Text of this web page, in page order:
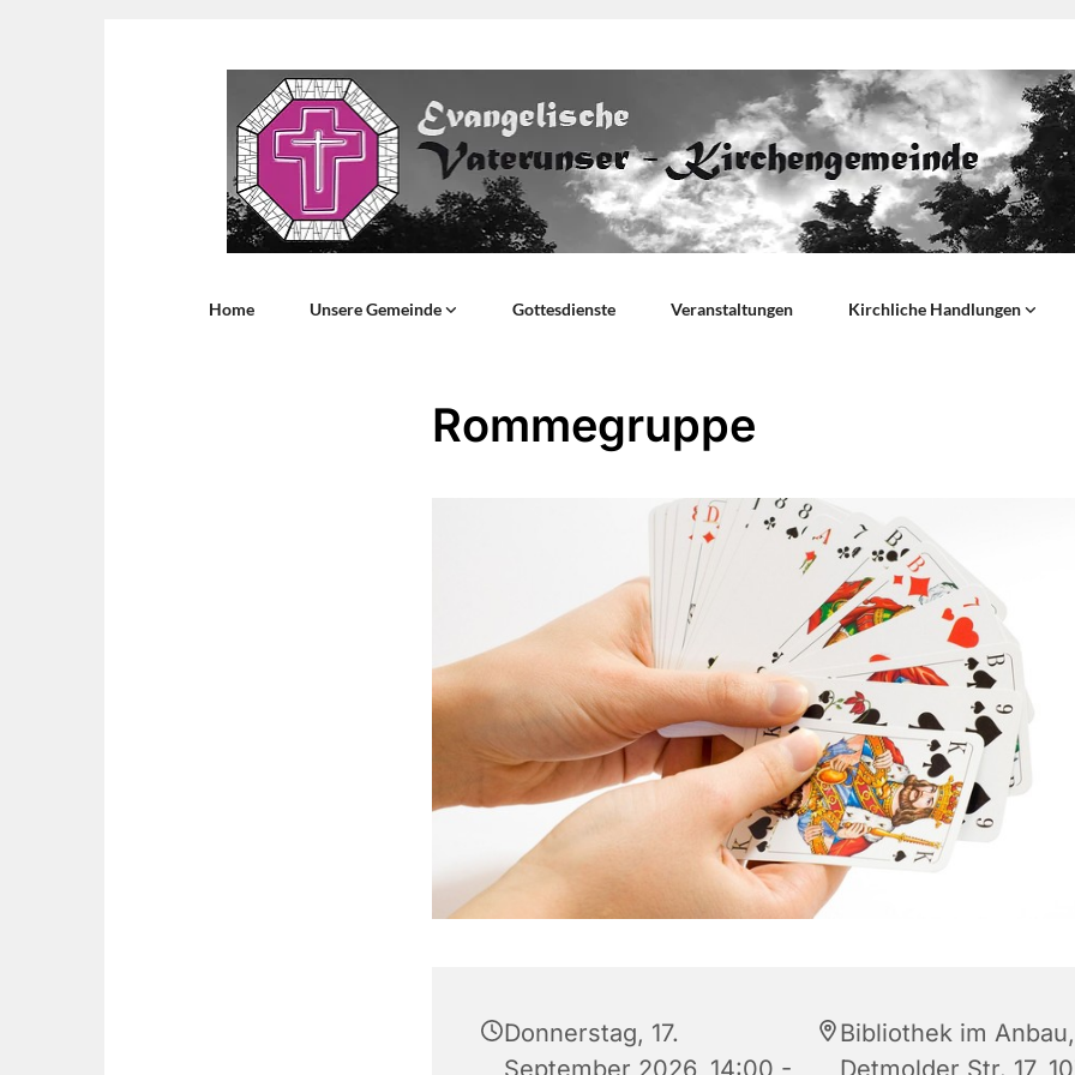
Home Unsere Gemeinde Gottesdienste Veranstaltungen Kirchliche Handlungen
Rommegruppe
Donnerstag, 17.
Bibliothek im Anbau,